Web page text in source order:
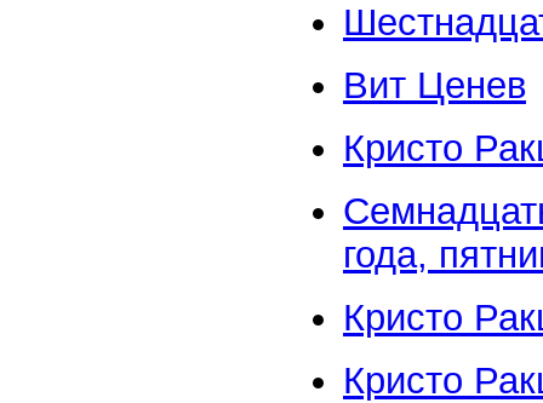
Вит Ценев
Кристо
года,
Кристо
Кристо